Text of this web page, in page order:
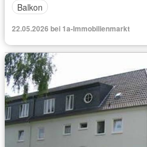
Balkon
22.05.2026 bei 1a-Immobilienmarkt